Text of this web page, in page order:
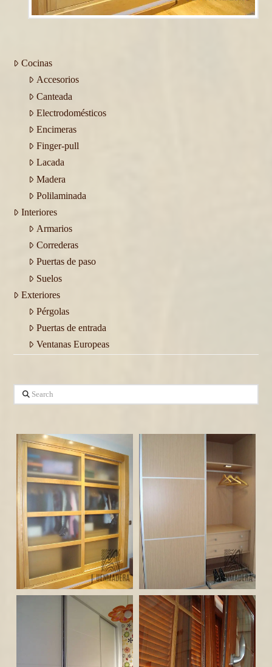
Cocinas
Accesorios
Canteada
Electrodomésticos
Encimeras
Finger-pull
Lacada
Madera
Polilaminada
Interiores
Armarios
Correderas
Puertas de paso
Suelos
Exteriores
Pérgolas
Puertas de entrada
Ventanas Europeas
Search